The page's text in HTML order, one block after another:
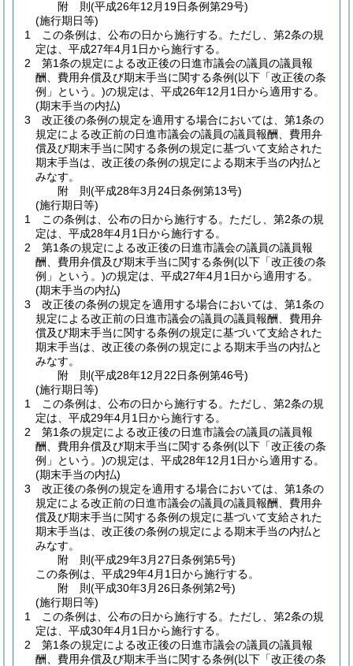
附 則(平成26年12月19日条例第29号)
(施行期日等)
1
この条例は、公布の日から施行する。 ただし、第2条の規
定は、平成27年4月1日から施行する。
2
第1条の規定による改正後の日進市議会の議員の議員報
酬、費用弁償及び期末手当に関する条例(以下「改正後の条
例」という。)の規定は、平成26年12月1日から適用する。
(期末手当の内払)
3
改正後の条例の規定を適用する場合においては、第1条の
規定による改正前の日進市議会の議員の議員報酬、費用弁
償及び期末手当に関する条例の規定に基づいて支給された
期末手当は、改正後の条例の規定による期末手当の内払と
みなす。
附 則(平成28年3月24日条例第13号)
(施行期日等)
1
この条例は、公布の日から施行する。 ただし、第2条の規
定は、平成28年4月1日から施行する。
2
第1条の規定による改正後の日進市議会の議員の議員報
酬、費用弁償及び期末手当に関する条例(以下「改正後の条
例」という。)の規定は、平成27年4月1日から適用する。
(期末手当の内払)
3
改正後の条例の規定を適用する場合においては、第1条の
規定による改正前の日進市議会の議員の議員報酬、費用弁
償及び期末手当に関する条例の規定に基づいて支給された
期末手当は、改正後の条例の規定による期末手当の内払と
みなす。
附 則(平成28年12月22日条例第46号)
(施行期日等)
1
この条例は、公布の日から施行する。 ただし、第2条の規
定は、平成29年4月1日から施行する。
2
第1条の規定による改正後の日進市議会の議員の議員報
酬、費用弁償及び期末手当に関する条例(以下「改正後の条
例」という。)の規定は、平成28年12月1日から適用する。
(期末手当の内払)
3
改正後の条例の規定を適用する場合においては、第1条の
規定による改正前の日進市議会の議員の議員報酬、費用弁
償及び期末手当に関する条例の規定に基づいて支給された
期末手当は、改正後の条例の規定による期末手当の内払と
みなす。
附 則(平成29年3月27日条例第5号)
この条例は、平成29年4月1日から施行する。
附 則(平成30年3月26日条例第2号)
(施行期日等)
1
この条例は、公布の日から施行する。 ただし、第2条の規
定は、平成30年4月1日から施行する。
2
第1条の規定による改正後の日進市議会の議員の議員報
酬、費用弁償及び期末手当に関する条例(以下「改正後の条